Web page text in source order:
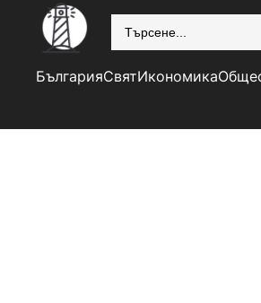
БългарияСвятИкономика